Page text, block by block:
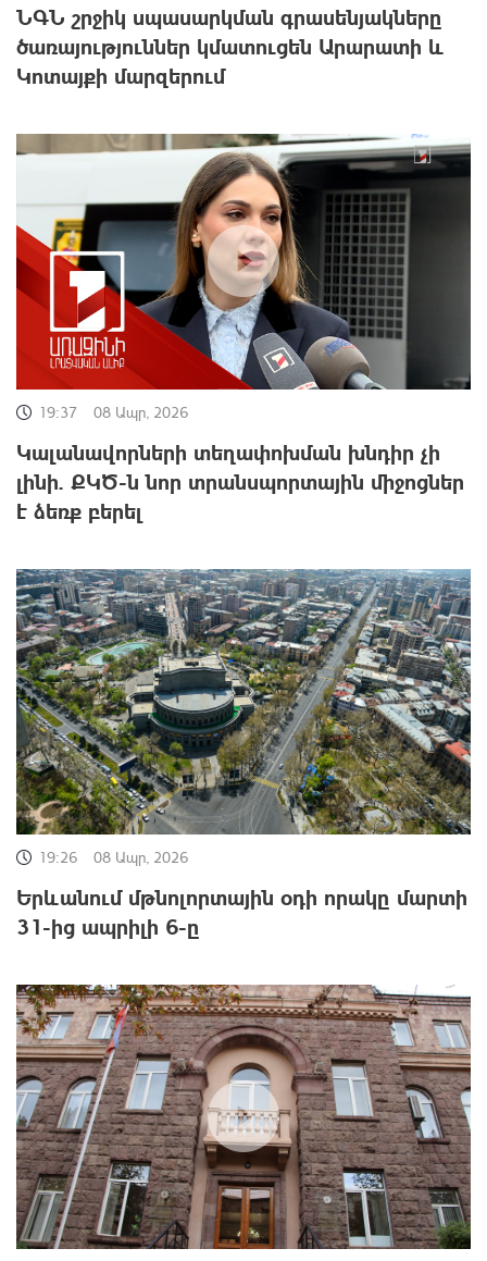
ՆԳՆ շրջիկ սպասարկման գրասենյակները
ծառայություններ կմատուցեն Արարատի և
Կոտայքի մարզերում
19:37 08 Ապր, 2026
Կալանավորների տեղափոխման խնդիր չի
լինի. ՔԿԾ-ն նոր տրանսպորտային միջոցներ
է ձեռք բերել
19:26 08 Ապր, 2026
Երևանում մթնոլորտային օդի որակը մարտի
31-ից ապրիլի 6-ը